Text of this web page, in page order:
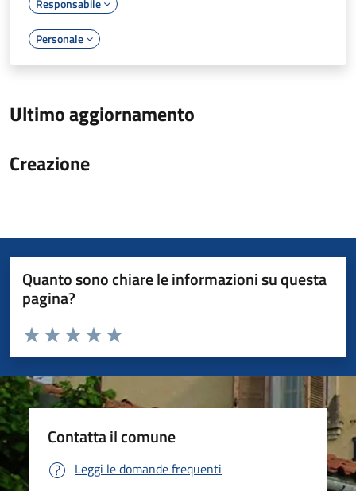
Responsabile
Personale
Ultimo aggiornamento
Creazione
Quanto sono chiare le informazioni su questa
pagina?
Valuta da 1 a 5 stelle la pagina
Valuta 5 stelle su 5
Valuta 4 stelle su 5
Valuta 3 stelle su 5
Valuta 2 stelle su 5
Valuta 1 stelle su 5
Contatta il comune
Leggi le domande frequenti